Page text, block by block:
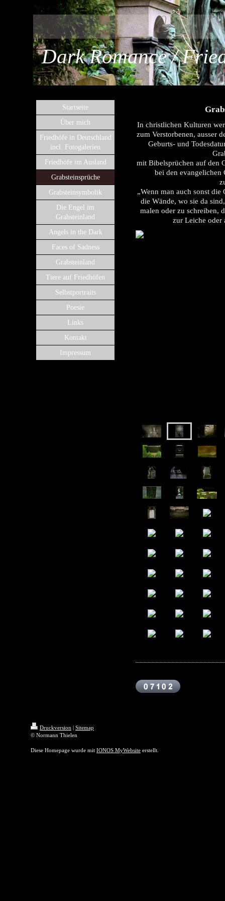
Dark Romance /
Startseite
Über mich
Friedhöfe in Deutschland
incl. Fotogalerien
Friedhöfe im Ausland
Grabsteinsprüche
Grabsteinsymbolik
Die Engel im
Grabsteinland
Angels in the Dark
Faces of Sadness
Grabsteinland
Tiere auf Friedhöfen
Selbstportraits
Poesie
Links
Kontakt
Impressum
In christlichen Kulturen
zum Verstorbenen, ausser
Geburts- und
mit Bibelsprüchen auf den
bei den evangelichen
„Wenn man auch sonst
die Wände, wo sie da
malen oder zu schreiben,
zur Leiche oder
Druckversion | Sitemap
© Normann Thielen
Diese Homepage wurde mit IONOS MyWebsite erstellt.